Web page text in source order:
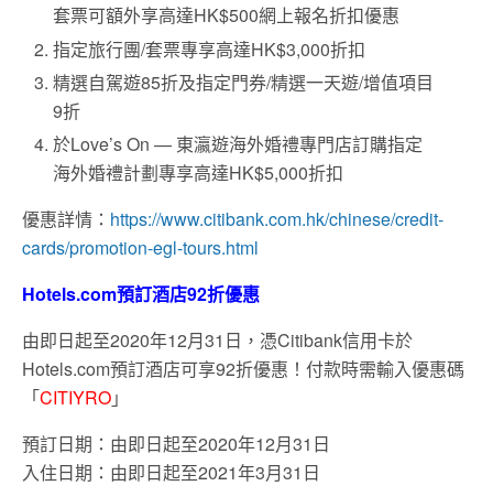
套票可額外享高達HK$500網上報名折扣優惠
指定旅行團/套票專享高達HK$3,000折扣
精選自駕遊85折及指定門券/精選一天遊/增值項目
9折
於Love’s On — 東瀛遊海外婚禮專門店訂購指定
海外婚禮計劃專享高達HK$5,000折扣
優惠詳情： https://www.citibank.com.hk/chinese/credit-
cards/promotion-egl-tours.html
Hotels.com預訂酒店92折優惠
由即日起至2020年12月31日，憑Citibank信用卡於
Hotels.com預訂酒店可享92折優惠！付款時需輸入優惠碼
「CITIYRO」
預訂日期：由即日起至2020年12月31日
入住日期：由即日起至2021年3月31日